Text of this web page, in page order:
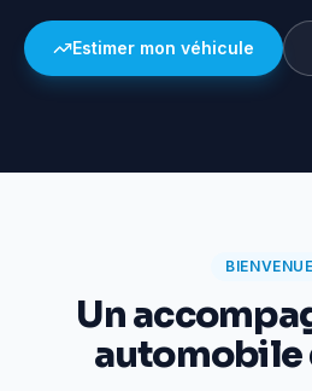
Estimer mon véhicule
BIENVENUE
Un
automobile